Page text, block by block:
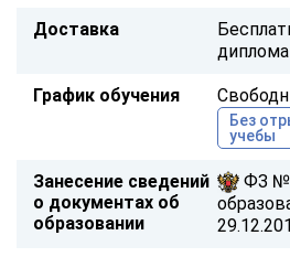
Доставка
График обучения
Без
учебы
Занесение сведений
о документах об
образовании
ФЗ